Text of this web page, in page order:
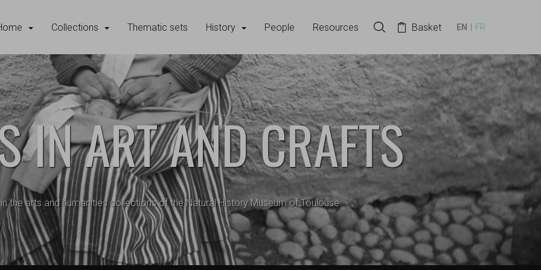
Collections Thematic sets History People Resources Search in the collection
Basket EN FR
IN ART AND CRAFTS
the arts and humanities collections of the Natural History Museum of Toulouse